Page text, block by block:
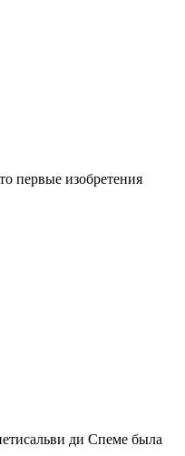
первые изобретения
ди Спеме была